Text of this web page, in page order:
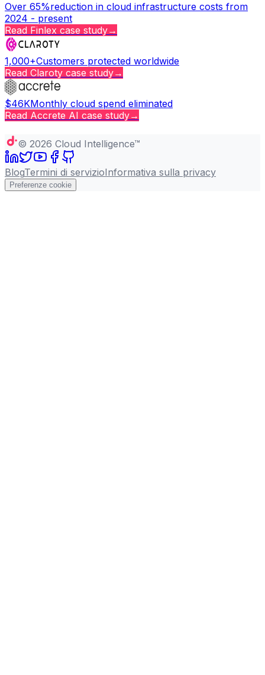
Over 65%reduction in cloud infrastructure costs from
2024 - present
Read Finlex case study→
1,000+Customers protected worldwide
Read Claroty case study→
$46KMonthly cloud spend eliminated
Read Accrete AI case study→
© 2026 Cloud Intelligence™
BlogTermini di servizioInformativa sulla privacy
Preferenze cookie